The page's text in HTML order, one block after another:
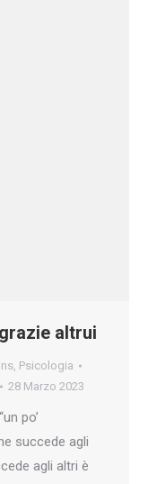
altrui
, Psicologia
28 Marzo 2023
po’
succede agli
agli altri è